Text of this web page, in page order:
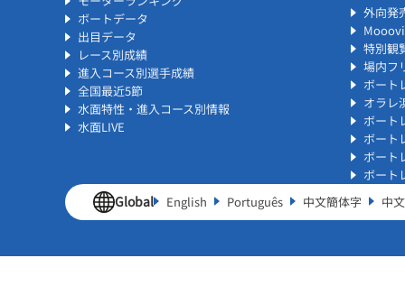
ボートデータ
出目データ
レース別成績
進入コース別選手成績
全国最近5節
水面特性・進入コース別情報
水面LIVE
外向発
特別観
場内フ
ボート
オラレ
ボート
ボート
ボート
ボート
Global English Português 中文簡体字 中